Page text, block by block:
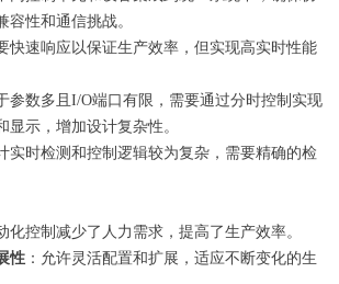
容性和通信挑战。
快速响应以保证生产效率，但实现高实时性能
参数多且I/O端口有限，需要通过分时控制实现
显示，增加设计复杂性。
实时检测和控制逻辑较为复杂，需要精确的检
化控制减少了人力需求，提高了生产效率。
性 ：允许灵活配置和扩展，适应不断变化的生